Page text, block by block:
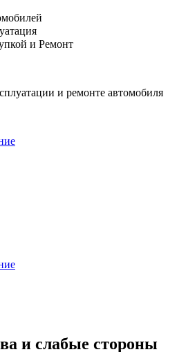
и Ремонт
и ремонте автомобиля
и слабые стороны